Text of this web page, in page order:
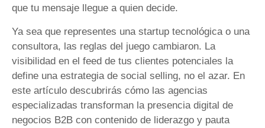
que tu mensaje llegue a quien decide.
Ya sea que representes una startup tecnológica o una
consultora, las reglas del juego cambiaron. La
visibilidad en el feed de tus clientes potenciales la
define una estrategia de social selling, no el azar. En
este artículo descubrirás cómo las agencias
especializadas transforman la presencia digital de
negocios B2B con contenido de liderazgo y pauta